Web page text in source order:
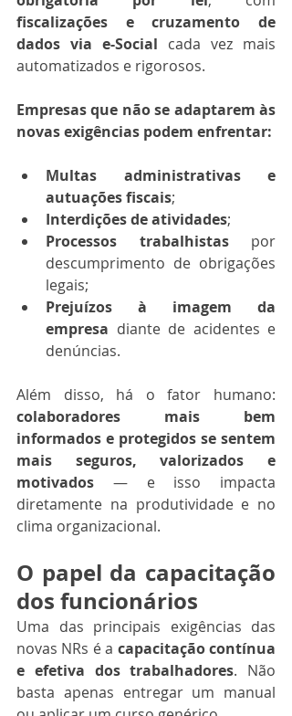
fiscalizações e cruzamento de
dados via e-Social cada vez mais
automatizados e rigorosos.
Empresas que não se adaptarem às
novas exigências podem enfrentar:
Multas administrativas e
autuações fiscais;
Interdições de atividades;
Processos trabalhistas por
descumprimento de obrigações
legais;
Prejuízos à imagem da
empresa diante de acidentes e
denúncias.
colaboradores mais bem
informados e protegidos se sentem
mais seguros, valorizados e
motivados — e isso impacta
diretamente na produtividade e no
clima organizacional.
O papel da capacitação
dos funcionários
Uma das principais exigências das
novas NRs é a capacitação contínua
e efetiva dos trabalhadores. Não
basta apenas entregar um manual